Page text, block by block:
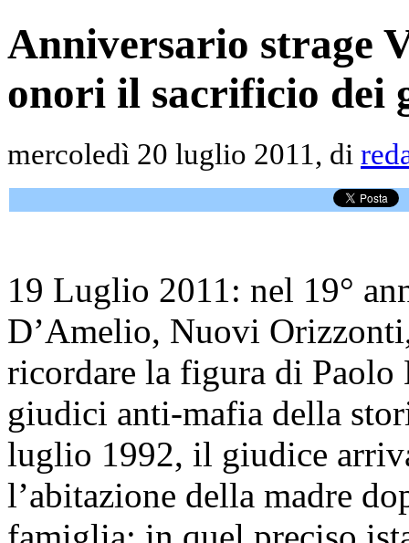
Anniversario strage
onori il sacrificio dei
mercoledì 20 luglio 2011, di
19 Luglio 2011: nel 19°
D’Amelio, Nuovi
ricordare la figura di
giudici anti-mafia della
luglio 1992, il giudice
l’abitazione della madre